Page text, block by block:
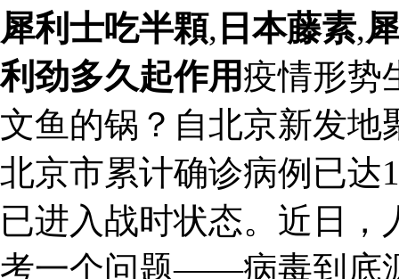
犀利士吃半顆, 日本藤素,
利劲多久起作用疫情形势
文鱼的锅？自北京新发地
北京市累计确诊病例已达
已进入战时状态。近日
考一个问题——病毒到底